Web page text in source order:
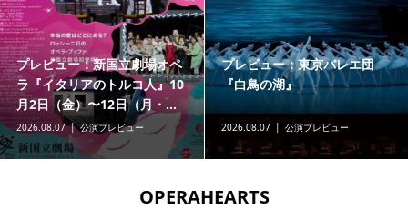
プレビュー：新国立劇場オペ
ラ『イタリアのトルコ人』10
月2日（金）〜12日（月・...
2026.08.07 公演プレビュー
プレビュー：東京バレエ団
『白鳥の湖』
2026.08.07 公演プレビュー
OPERAHEARTS